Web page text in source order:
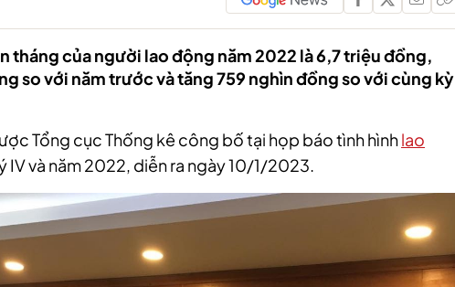
tháng của người lao động năm 2022 là 6,7 triệu đồng,
so với năm trước và tăng 759 nghìn đồng so với cùng kỳ
Tổng cục Thống kê công bố tại họp báo tình hìnhlao
IV và năm 2022, diễn ra ngày 10/1/2023.